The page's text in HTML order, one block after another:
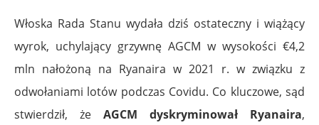
Włoska Rada Stanu wydała dziś ostateczny i wiążący
wyrok, uchylający grzywnę AGCM w wysokości €4,2
mln nałożoną na Ryanaira w 2021 r. w związku z
odwołaniami lotów podczas Covidu. Co kluczowe, sąd
stwierdził, że AGCM dyskryminował Ryanaira,